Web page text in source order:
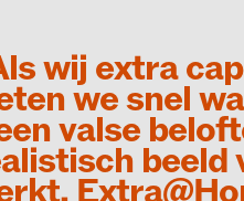
wij extra
we snel
valse
beeld